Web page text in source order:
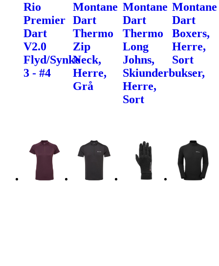
Rio
Premier
Dart
V2.0
Flyd/Synke
3 - #4
Montane
Dart
Thermo
Zip
Neck,
Herre,
Grå
Montane
Dart
Thermo
Long
Johns,
Skiunderbukser,
Herre,
Sort
Montane
Dart
Boxers,
Herre,
Sort